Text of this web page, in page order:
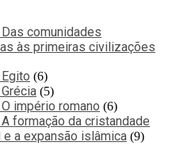
comunidades
às primeiras civilizações
6
5
império romano 6
formação da cristandade
a expansão islâmica 9